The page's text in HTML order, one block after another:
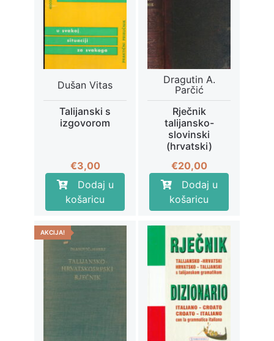
Dušan Vitas
Talijanski s
izgovorom
€3,00
Dodaj u
košaricu
Dragutin A.
Parčić
Rječnik
talijansko-
slovinski
(hrvatski)
€20,00
Dodaj u
košaricu
AKCIJA!